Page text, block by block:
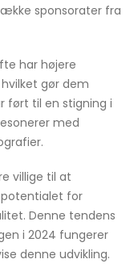
sponsorater fra
har højere
gør dem
ført til en stigning i
med
villige til at
potentialet for
Denne tendens
i 2024 fungerer
denne udvikling.